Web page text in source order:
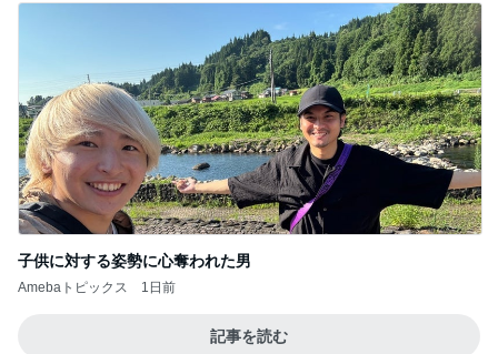
子供に対する姿勢に心奪われた男
Amebaトピックス 1日前
記事を読む